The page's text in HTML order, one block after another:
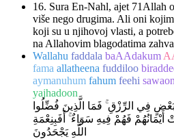
16. Sura En-Nahl, ajet 71 Allah
više nego drugima. Ali oni
koji su u njihovoj vlasti, a
na Allahovim blagodatima
Wallahu faddala baAAdakum
fama allatheena fuddiloo
aymanuhum fahum feehi sawaon
yajhadoon
فِي الرِّزْقِ ۚ فَمَا الَّذِينَ فُضِّلُوا
فَهُمْ فِيهِ سَوَاءٌ ۚ أَفَبِنِعْمَةِ
اللَّهِ يَجْحَدُونَ